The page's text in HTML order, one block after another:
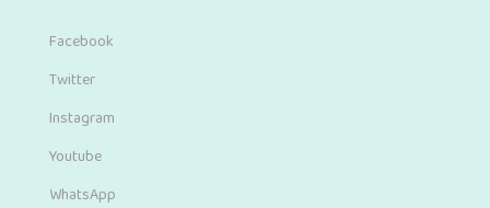
Facebook
Twitter
Instagram
Youtube
WhatsApp